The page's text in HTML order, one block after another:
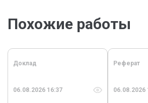
Похожие работы
Доклад
06.08.2026 16:37
Реферат
06.08.2026